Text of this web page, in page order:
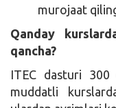
murojaat
Qanday
qancha?
ITEC dasturi
muddatli